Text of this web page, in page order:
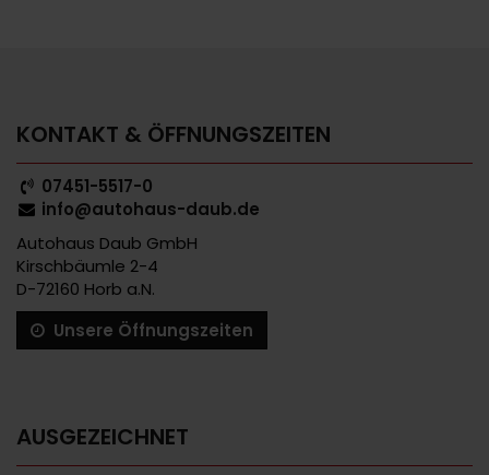
KONTAKT & ÖFFNUNGSZEITEN
07451-5517-0
info@autohaus-daub.de
Autohaus Daub GmbH
Kirschbäumle 2-4
D-72160 Horb a.N.
Unsere Öffnungszeiten
AUSGEZEICHNET